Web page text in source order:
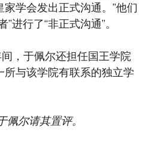
学会发出正式沟通。”他们
进行了“非正式沟通”。
，于佩尔还担任国王学院
与该学院有联系的独立学
佩尔请其置评。